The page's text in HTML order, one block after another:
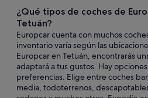
¿Qué tipos de coches de
Tetuán?
Europcar cuenta con muchos
inventario varía según las
Europcar en Tetuán, encontrarás
adaptará a tus gustos. Hay
preferencias. Elige entre coches
media, todoterrenos,